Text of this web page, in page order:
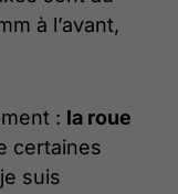
à l’avant,
: la roue
certaines
suis